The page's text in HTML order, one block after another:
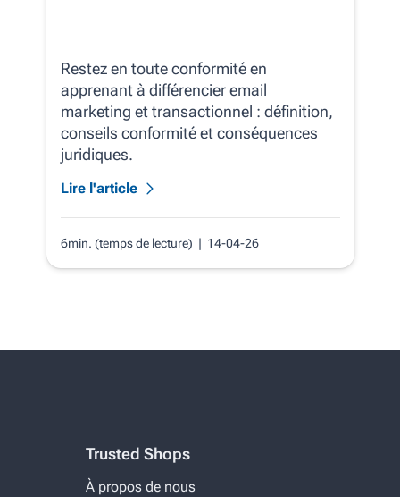
Restez en toute conformité en
apprenant à différencier email
marketing et transactionnel : définition,
conseils conformité et conséquences
juridiques.
Lire l'article
6min. (temps de lecture) | 14-04-26
Trusted Shops
À propos de nous